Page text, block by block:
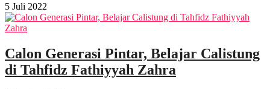
5 Juli 2022
Calon Generasi Pintar, Belajar Calistung
di Tahfidz Fathiyyah Zahra